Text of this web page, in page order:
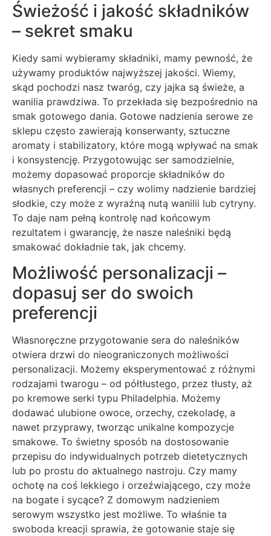
Świeżość i jakość składników
– sekret smaku
Kiedy sami wybieramy składniki, mamy pewność, że
używamy produktów najwyższej jakości. Wiemy,
skąd pochodzi nasz twaróg, czy jajka są świeże, a
wanilia prawdziwa. To przekłada się bezpośrednio na
smak gotowego dania. Gotowe nadzienia serowe ze
sklepu często zawierają konserwanty, sztuczne
aromaty i stabilizatory, które mogą wpływać na smak
i konsystencję. Przygotowując ser samodzielnie,
możemy dopasować proporcje składników do
własnych preferencji – czy wolimy nadzienie bardziej
słodkie, czy może z wyraźną nutą wanilii lub cytryny.
To daje nam pełną kontrolę nad końcowym
rezultatem i gwarancję, że nasze naleśniki będą
smakować dokładnie tak, jak chcemy.
Możliwość personalizacji –
dopasuj ser do swoich
preferencji
Własnoręczne przygotowanie sera do naleśników
otwiera drzwi do nieograniczonych możliwości
personalizacji. Możemy eksperymentować z różnymi
rodzajami twarogu – od półtłustego, przez tłusty, aż
po kremowe serki typu Philadelphia. Możemy
dodawać ulubione owoce, orzechy, czekoladę, a
nawet przyprawy, tworząc unikalne kompozycje
smakowe. To świetny sposób na dostosowanie
przepisu do indywidualnych potrzeb dietetycznych
lub po prostu do aktualnego nastroju. Czy mamy
ochotę na coś lekkiego i orzeźwiającego, czy może
na bogate i sycące? Z domowym nadzieniem
serowym wszystko jest możliwe. To właśnie ta
swoboda kreacji sprawia, że gotowanie staje się